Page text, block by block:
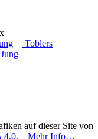
Toblers
auf dieser Site von
4.0. Mehr Info…